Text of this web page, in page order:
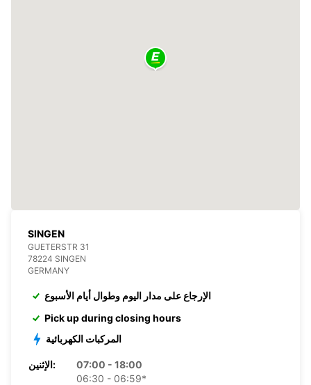
SINGEN
GUETERSTR 31
78224 SINGEN
GERMANY
الإرجاع على مدار اليوم وطوال أيام الأسبوع
Pick up during closing hours
المركبات الكهربائية
الإثنين:
07:00 - 18:00
06:30 - 06:59*